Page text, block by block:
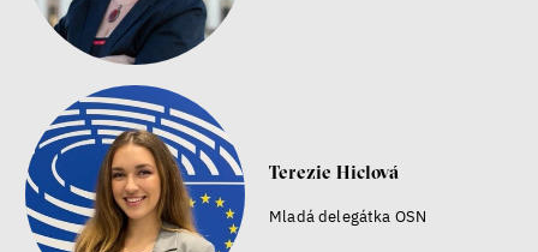
Terezie Hiclová
Mladá delegátka OSN